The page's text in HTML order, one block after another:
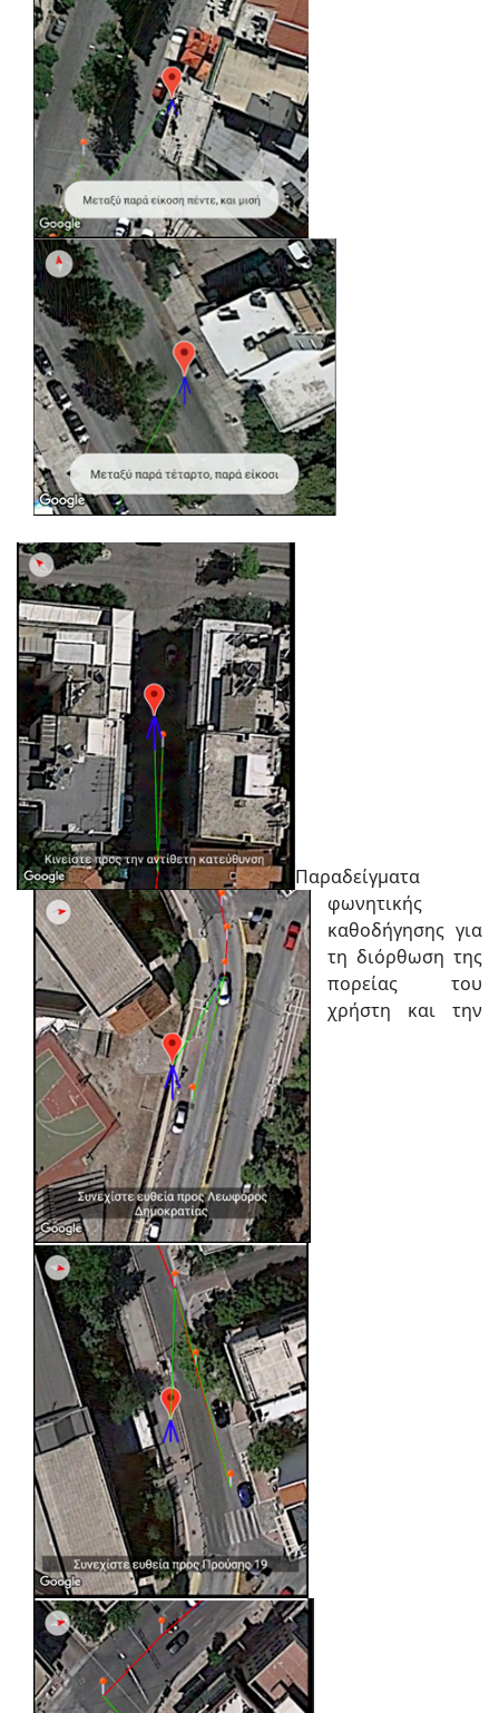
Παραδείγματα
φωνητικής
καθοδήγησης για
τη διόρθωση της
πορείας του
χρήστη και την